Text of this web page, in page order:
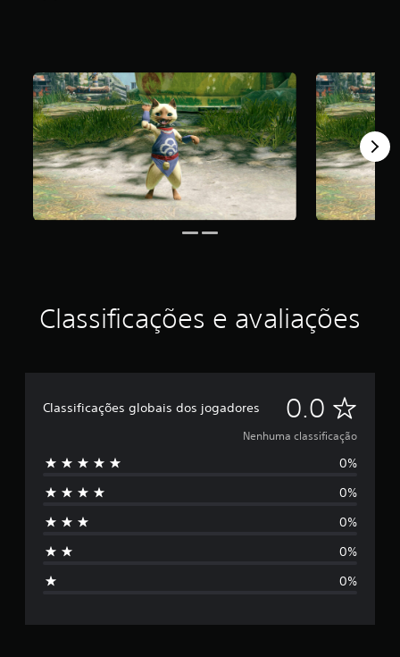
Classificações e avaliações
Classificações globais dos jogadores 0.0 N
e
n
h
m
Nenhuma classificação
0%
0%
0%
0%
0%